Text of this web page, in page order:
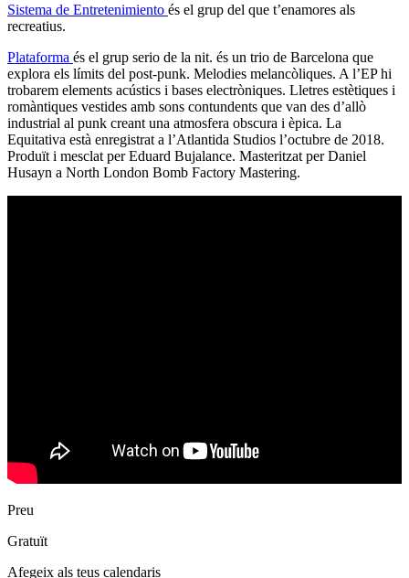
Sistema de Entretenimiento és el grup del que t’enamores als
recreatius.
Plataforma és el grup serio de la nit. és un trio de Barcelona que
explora els límits del post-punk. Melodies melancòliques. A l’EP hi
trobarem elements acústics i bases electròniques. Lletres estètiques i
romàntiques vestides amb sons contundents que van des d’allò
industrial al punk creant una atmosfera obscura i èpica. La
Equitativa està enregistrat a l’Atlantida Studios l’octubre de 2018.
Produït i mesclat per Eduard Bujalance. Masteritzat per Daniel
Husayn a North London Bomb Factory Mastering.
Preu
Gratuït
Afegeix als teus calendaris